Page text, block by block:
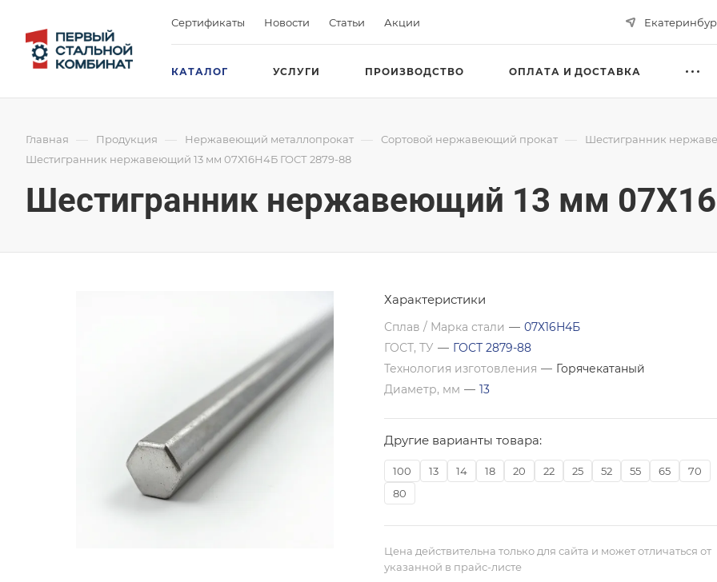
Сертификаты Новости Статьи Акции
КАТАЛОГ УСЛУГИ ПРОИЗВОДСТВО ОПЛАТА И ДОСТАВКА
Главная — Продукция — Нержавеющий металлопрокат — Сортовой нержавеющий прокат — Шестигранник
Шестигранник нержавеющий 13 мм 07Х16Н4Б ГОСТ 2879-88
Шестигранник нержавеющий 13 мм
Характеристики
Сплав / Марка стали — 07Х16Н4Б
ГОСТ, ТУ — ГОСТ 2879-88
Технология изготовления — Горячекатаный
Диаметр, мм — 13
Другие варианты товара:
100 13 14 18 20 22 25 52 55 65
70
80
Цена действительна только для сайта и может отличаться от
указанной в прайс-листе